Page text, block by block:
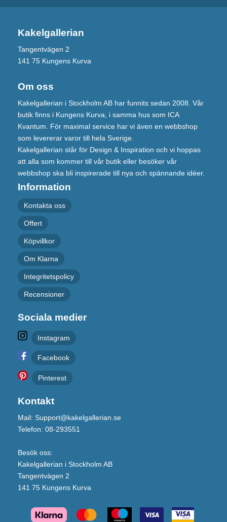
Kakelgallerian
Tangentvägen 2
141 75 Kungens Kurva
Om oss
Kakelgallerian i Stockholm AB har funnits sedan 2008. Vår
butik finns i Kungens Kurva, i samma hus som ICA
Kvantum. För maximal service har vi även en webbshop
som levererar varor till hela Sverige.
Kakelgallerian står för Design & Inspiration och vi hoppas
att alla som kommer till vår butik eller besöker vår
webbshop ska bli inspirerade till nya och spännande idéer.
Information
Kontakta oss
Offert
Köpvillkor
Om Klarna
Integritetspolicy
Recensioner
Sociala medier
Instagram
Facebook
Pinterest
Kontakt
Mail: Support@kakelgallerian.se
Telefon: 08-293551
Besök oss:
Kakelgallerian i Stockholm AB
Tangentvägen 2
141 75 Kungens Kurva